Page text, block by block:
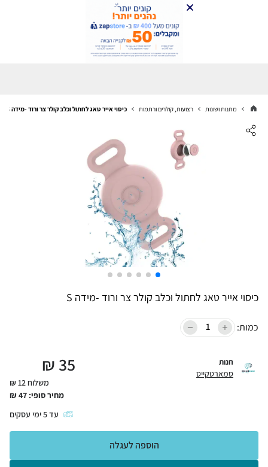
מתנות ושונות רצועות, קולרים ורתמות כיסוי אייר טאג לחתול וכלב קולר צר ורוד -מידה S
כיסוי אייר טאג לחתול וכלב קולר צר ורוד -מידה S
כמות:
חנות
סמארטקייס 35
₪
משלוח 12 ₪
מחיר סופי: 47
₪
עד5ימי עסקים
הוספה לעגלה